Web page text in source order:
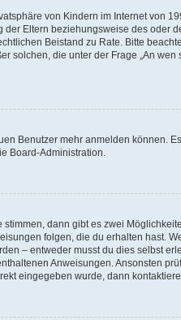
von Kindern im Internet von
Eltern beziehungsweise des oder
Beistand zu Rate. Bitte
solchen, die unter der Frage „An
Benutzer mehr anmelden können.
Board-Administration.
dann gibt es zwei
folgen, die du erhalten hast.
– entweder musst du dies selbst
Anweisungen. Ansonsten
eingegeben wurde, dann